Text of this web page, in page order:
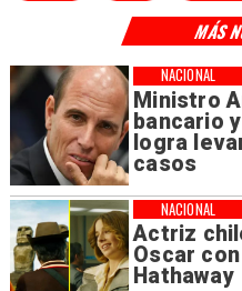
MÁS
Ministro
bancario
logra
casos
NACIONAL
Actriz
Oscar
Hathaway
NACIONAL